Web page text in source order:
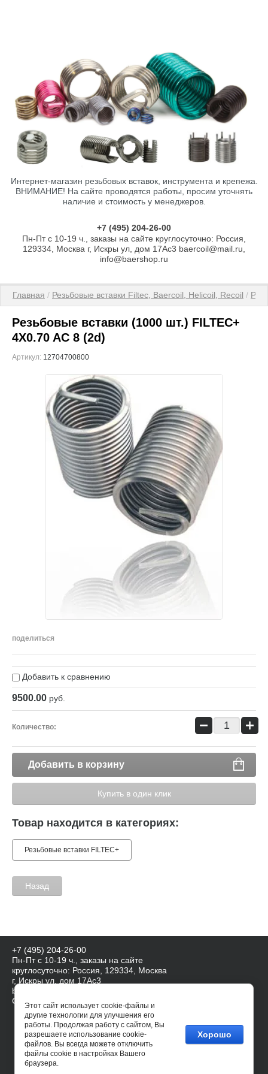
Интернет-магазин резьбовых вставок, инструмента и крепежа.
ВНИМАНИЕ! На сайте проводятся работы, просим уточнять
наличие и стоимость у менеджеров.
+7 (495) 204-26-00
Пн-Пт с 10-19 ч., заказы на сайте круглосуточно: Россия,
129334, Москва г, Искры ул, дом 17Ас3 baercoil@mail.ru,
info@baershop.ru
Главная / Резьбовые вставки Filtec, Baercoil, Helicoil, Recoil /
Резьбовые вставки (1000 шт.) FILTEC+
4X0.70 AC 8 (2d)
Артикул: 12704700800
поделиться
Добавить к сравнению
9500.00 руб.
Количество: − +
Добавить в корзину
Купить в один клик
Товар находится в категориях:
Резьбовые вставки FILTEC+
Назад
+7 (495) 204-26-00
Пн-Пт с 10-19 ч., заказы на сайте
круглосуточно: Россия, 129334, Москва
г, Искры ул, дом 17Ас3
baercoil@mail.ru, info@baershop.ru
Сайт создан в:
megagroup.ru
Этот сайт использует cookie-файлы и
другие технологии для улучшения его
работы. Продолжая работу с сайтом, Вы
разрешаете использование cookie-
файлов. Вы всегда можете отключить
файлы cookie в настройках Вашего
браузера.
Хорошо